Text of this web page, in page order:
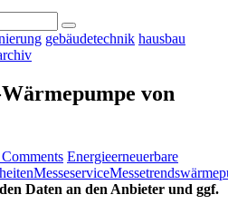
gebäudetechnik hausbau
von
Energieerneuerbare
MesseserviceMessetrends
Daten an den Anbieter und ggf.